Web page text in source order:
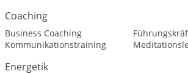
Coaching
Business Coaching
Kommunikationstraining
Energetik